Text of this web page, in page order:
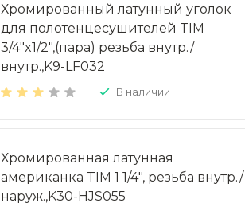
Хромированный латунный уголок
для полотенцесушителей TIM
3/4"x1/2",(пара) резьба внутр./
внутр.,K9-LF032
В наличии
Хромированная латунная
американка TIM 1 1/4", резьба внутр./
наруж.,K30-HJS055